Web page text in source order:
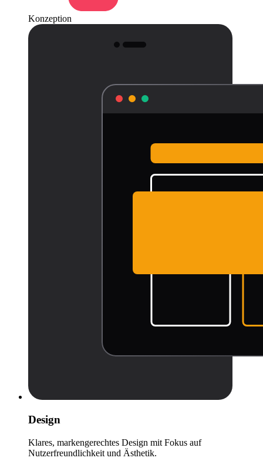
Konzeption
Design
Klares, markengerechtes Design mit Fokus auf
Nutzerfreundlichkeit und Ästhetik.